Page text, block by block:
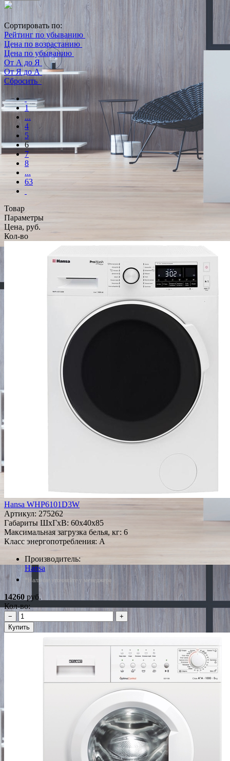
Сортировать по:
Рейтинг по убыванию
Цена по возрастанию
Цена по убыванию
От А до Я
От Я до А
Сбросить
1
...
4
5
6
7
8
...
63
Товар
Параметры
Цена, руб.
Кол-во
Hansa WHP6101D3W
Артикул: 275262
Габариты ШxГxВ: 60x40x85
Максимальная загрузка белья, кг: 6
Класс энергопотребления: A
Производитель:
Hansa
*Наличие уточняйте у менеджера
14260 руб.
Кол-во:
−
+
Купить